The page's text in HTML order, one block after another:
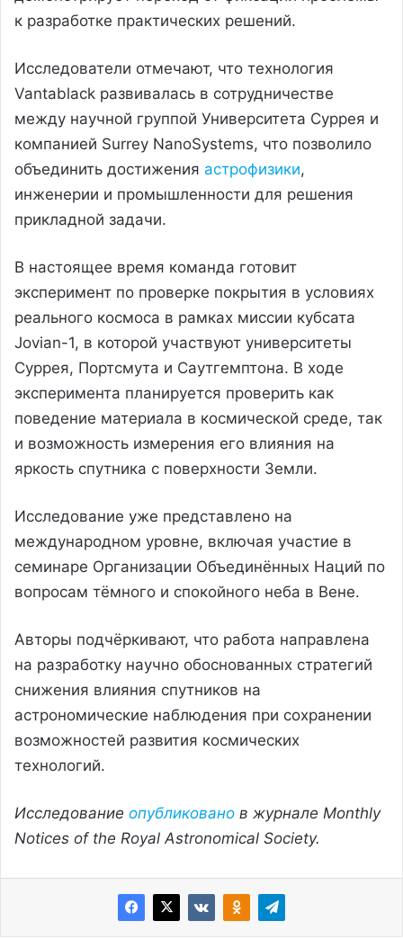
к разработке практических решений.
Исследователи отмечают, что технология
Vantablack развивалась в сотрудничестве
между научной группой Университета Суррея и
компанией Surrey NanoSystems, что позволило
объединить достижения астрофизики,
инженерии и промышленности для решения
прикладной задачи.
В настоящее время команда готовит
эксперимент по проверке покрытия в условиях
реального космоса в рамках миссии кубсата
Jovian-1, в которой участвуют университеты
Суррея, Портсмута и Саутгемптона. В ходе
эксперимента планируется проверить как
поведение материала в космической среде, так
и возможность измерения его влияния на
яркость спутника с поверхности Земли.
Исследование уже представлено на
международном уровне, включая участие в
семинаре Организации Объединённых Наций по
вопросам тёмного и спокойного неба в Вене.
Авторы подчёркивают, что работа направлена
на разработку научно обоснованных стратегий
снижения влияния спутников на
астрономические наблюдения при сохранении
возможностей развития космических
технологий.
Исследование опубликовано в журнале Monthly
Notices of the Royal Astronomical Society.